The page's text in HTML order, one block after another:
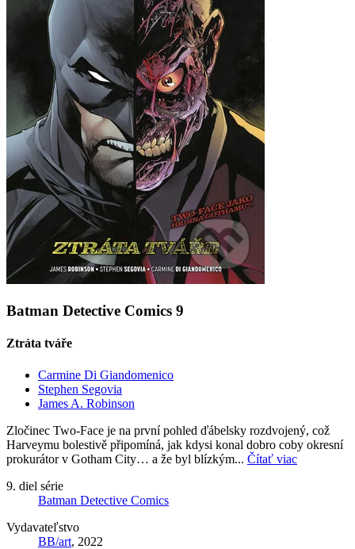
Batman Detective Comics 9
Ztráta tváře
Carmine Di Giandomenico
Stephen Segovia
James A. Robinson
Zločinec Two-Face je na první pohled ďábelsky rozdvojený, což
Harveymu bolestivě připomíná, jak kdysi konal dobro coby okresní
prokurátor v Gotham City… a že byl blízkým... Čítať viac
9. diel série
Batman Detective Comics
Vydavateľstvo
BB/art, 2022